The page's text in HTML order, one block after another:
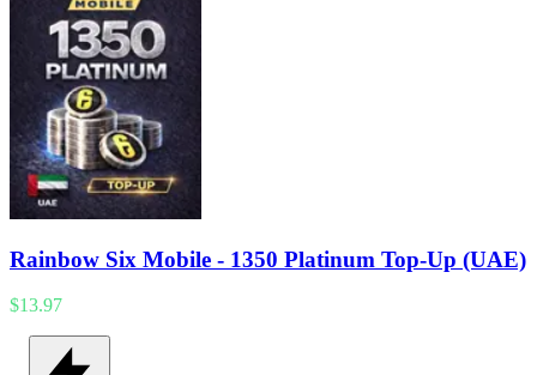
Rainbow Six Mobile - 1350 Platinum Top-Up (UAE)
$13.97